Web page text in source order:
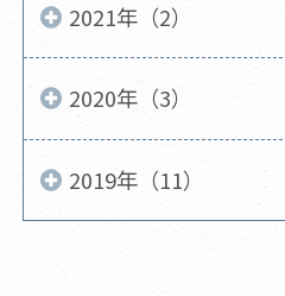
2021年（2）
2020年（3）
2019年（11）